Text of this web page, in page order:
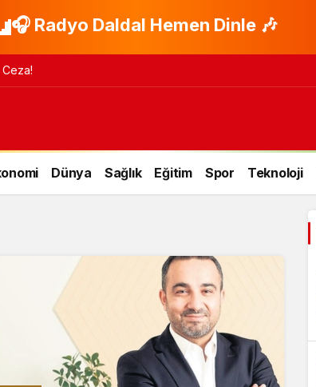
🎧 Radyo Daldal Hemen Dinle 🎶
Dünya Sağlık Eğitim Spor Teknoloji